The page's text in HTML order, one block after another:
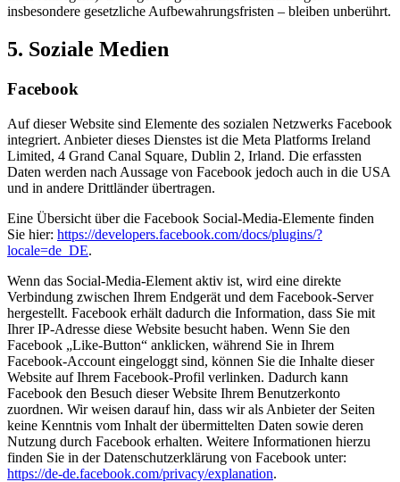
insbesondere gesetzliche Aufbewahrungsfristen – bleiben unberührt.
5. Soziale Medien
Facebook
Auf dieser Website sind Elemente des sozialen Netzwerks Facebook
integriert. Anbieter dieses Dienstes ist die Meta Platforms Ireland
Limited, 4 Grand Canal Square, Dublin 2, Irland. Die erfassten
Daten werden nach Aussage von Facebook jedoch auch in die USA
und in andere Drittländer übertragen.
Eine Übersicht über die Facebook Social-Media-Elemente finden
Sie hier: https://developers.facebook.com/docs/plugins/?
locale=de_DE.
Wenn das Social-Media-Element aktiv ist, wird eine direkte
Verbindung zwischen Ihrem Endgerät und dem Facebook-Server
hergestellt. Facebook erhält dadurch die Information, dass Sie mit
Ihrer IP-Adresse diese Website besucht haben. Wenn Sie den
Facebook „Like-Button“ anklicken, während Sie in Ihrem
Facebook-Account eingeloggt sind, können Sie die Inhalte dieser
Website auf Ihrem Facebook-Profil verlinken. Dadurch kann
Facebook den Besuch dieser Website Ihrem Benutzerkonto
zuordnen. Wir weisen darauf hin, dass wir als Anbieter der Seiten
keine Kenntnis vom Inhalt der übermittelten Daten sowie deren
Nutzung durch Facebook erhalten. Weitere Informationen hierzu
finden Sie in der Datenschutzerklärung von Facebook unter:
https://de-de.facebook.com/privacy/explanation.